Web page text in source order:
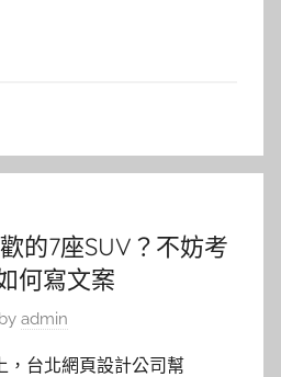
的7座SUV？不妨考
何寫文案
by admin
台北網頁設計公司幫